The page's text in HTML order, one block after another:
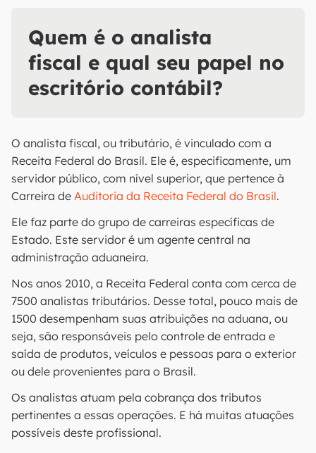
Quem é o analista
fiscal e qual seu papel no
escritório contábil?
O analista fiscal, ou tributário, é vinculado com a
Receita Federal do Brasil. Ele é, especificamente, um
servidor público, com nível superior, que pertence à
Carreira de Auditoria da Receita Federal do Brasil.
Ele faz parte do grupo de carreiras específicas de
Estado. Este servidor é um agente central na
administração aduaneira.
Nos anos 2010, a Receita Federal conta com cerca de
7500 analistas tributários. Desse total, pouco mais de
1500 desempenham suas atribuições na aduana, ou
seja, são responsáveis pelo controle de entrada e
saída de produtos, veículos e pessoas para o exterior
ou dele provenientes para o Brasil.
Os analistas atuam pela cobrança dos tributos
pertinentes a essas operações. E há muitas atuações
possíveis deste profissional.